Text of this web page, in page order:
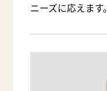
ニーズに応えます。